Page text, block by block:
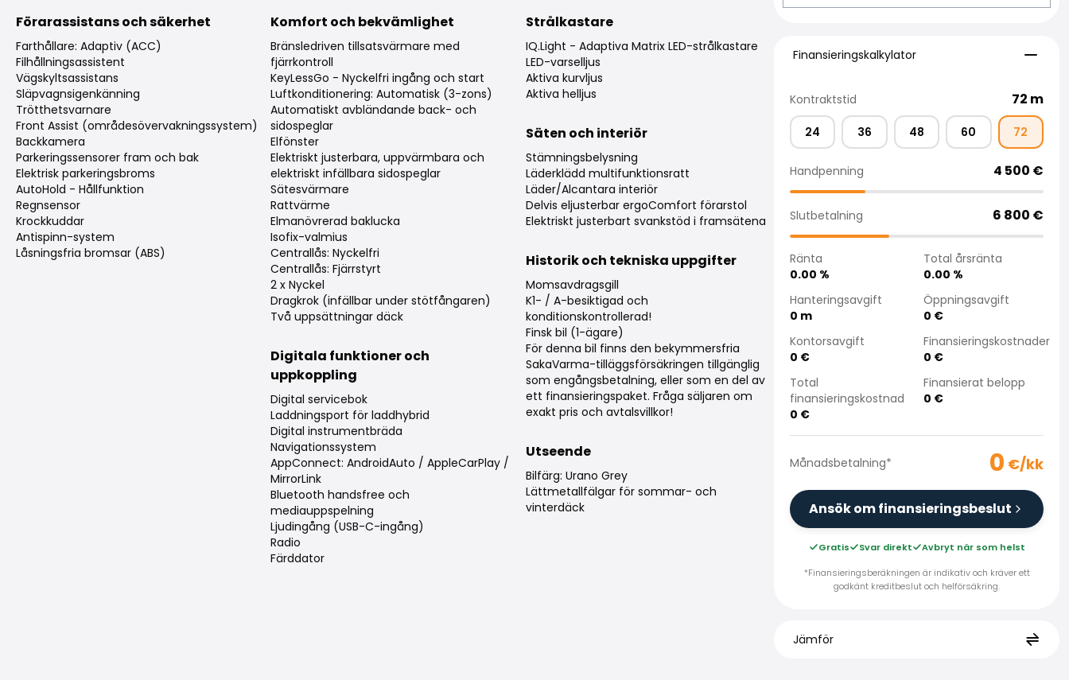
Förarassistans och säkerhet
Farthållare: Adaptiv (ACC)
Filhållningsassistent
Vägskyltsassistans
Släpvagnsigenkänning
Trötthetsvarnare
Front Assist (områdesövervakningssystem)
Backkamera
Parkeringssensorer fram och bak
Elektrisk parkeringsbroms
AutoHold - Hållfunktion
Regnsensor
Krockkuddar
Antispinn-system
Låsningsfria bromsar (ABS)
Komfort och bekvämlighet
Bränsledriven tillsatsvärmare med
fjärrkontroll
KeyLessGo - Nyckelfri ingång och start
Luftkonditionering: Automatisk (3-zons)
Automatiskt avbländande back- och
sidospeglar
Elfönster
Elektriskt justerbara, uppvärmbara och
elektriskt infällbara sidospeglar
Sätesvärmare
Rattvärme
Elmanövrerad baklucka
Isofix-valmius
Centrallås: Nyckelfri
Centrallås: Fjärrstyrt
2 x Nyckel
Dragkrok (infällbar under stötfångaren)
Två uppsättningar däck
Digitala funktioner och
uppkoppling
Digital servicebok
Laddningsport för laddhybrid
Digital instrumentbräda
Navigationssystem
AppConnect: AndroidAuto / AppleCarPlay /
MirrorLink
Bluetooth handsfree och
mediauppspelning
Ljudingång (USB-C-ingång)
Radio
Färddator
Strålkastare
IQ.Light - Adaptiva Matrix LED-strålkastare
LED-varselljus
Aktiva kurvljus
Aktiva helljus
Säten och interiör
Stämningsbelysning
Läderklädd multifunktionsratt
Läder/Alcantara interiör
Delvis eljusterbar ergoComfort förarstol
Elektriskt justerbart svankstöd i framsätena
Historik och tekniska uppgifter
Momsavdragsgill
K1- / A-besiktigad och
konditionskontrollerad!
Finsk bil (1-ägare)
För denna bil finns den bekymmersfria
SakaVarma-tilläggsförsäkringen tillgänglig
som engångsbetalning, eller som en del av
ett finansieringspaket. Fråga säljaren om
exakt pris och avtalsvillkor!
Utseende
Bilfärg: Urano Grey
Lättmetallfälgar för sommar- och
vinterdäck
Finansieringskalkylator
Finansieringskalkylator
Kontraktstid 72 m
24 36 48 60 72
Handpenning 4 500 €
Slutbetalning 6 800 €
Ränta
0.00 %
Total årsränta
0.00 %
Hanteringsavgift
0 m
Öppningsavgift
0 €
Kontorsavgift
0 €
Finansieringskostnader
0 €
Total
finansieringskostnad
0 €
Finansierat belopp
0 €
Månadsbetalning* 0 €/kk
Ansök om finansieringsbeslut
Gratis Svar direkt
Avbryt när som helst
*Finansieringsberäkningen är indikativ och kräver ett
godkänt kreditbeslut och helförsäkring.
Jämför